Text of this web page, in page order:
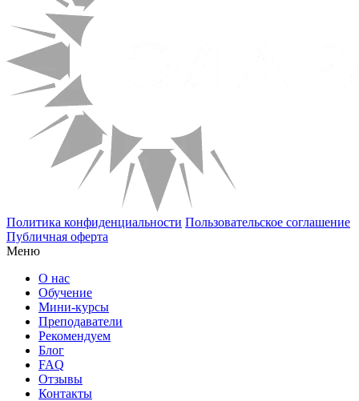
Политика конфиденциальности Пользовательское соглашение
Публичная оферта
Меню
О нас
Обучение
Мини-курсы
Преподаватели
Рекомендуем
Блог
FAQ
Отзывы
Контакты